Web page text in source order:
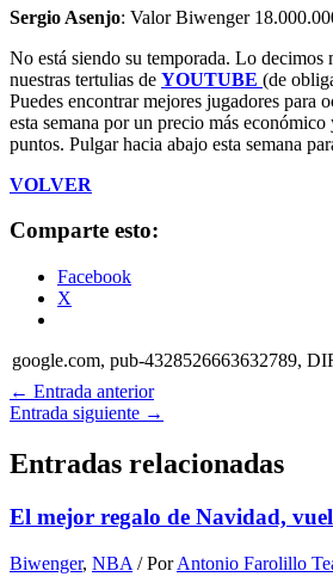
Sergio Asenjo: Valor Biwenger
No está siendo su temporada. Lo decimos
nuestras tertulias de YOUTUBE (de
Puedes encontrar mejores jugadores para
esta semana por un precio más
puntos. Pulgar hacia abajo esta semana
VOLVER
Comparte esto:
Facebook
X
google.com, pub-4328526663632789,
← Entrada anterior
Entrada siguiente →
Entradas relacionadas
El mejor regalo de Navidad,
Biwenger, NBA / PorAntonio Farolillo